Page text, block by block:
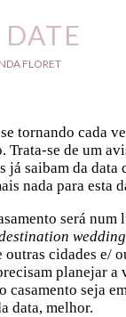
FLORET
tornando cada
Trata-se de um
já saibam da data
nada para esta
será num
cidades e/
planejar a
casamento seja
data, melhor.